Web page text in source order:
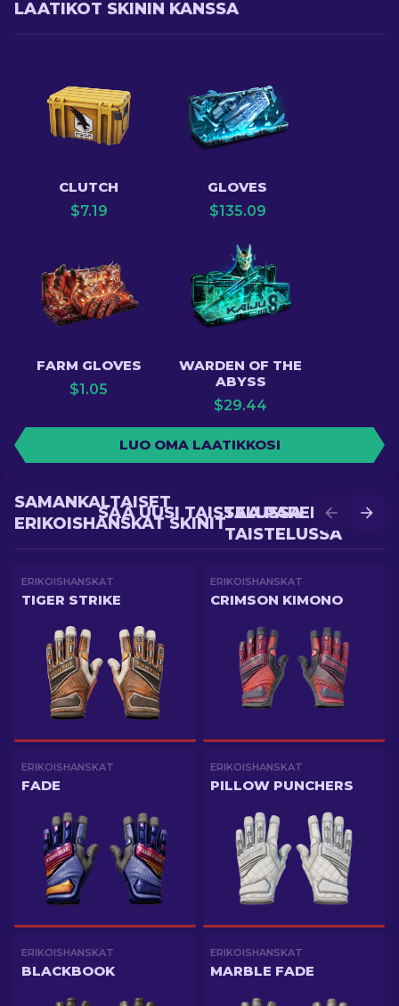
LAATIKOT SKININ KANSSA
CLUTCH
$7.19
GLOVES
$135.09
FARM GLOVES
$1.05
WARDEN OF THE
ABYSS
$29.44
LUO OMA LAATIKKOSI
SAA PAREMPI
TAISTELUSSA
SAA UUSI TAISTELUSSA
SAMANKALTAISET
ERIKOISHANSKAT SKINIT
ERIKOISHANSKAT
TIGER STRIKE
ERIKOISHANSKAT
CRIMSON KIMONO
ERIKOISHANSKAT
FADE
ERIKOISHANSKAT
PILLOW PUNCHERS
ERIKOISHANSKAT
BLACKBOOK
ERIKOISHANSKAT
MARBLE FADE